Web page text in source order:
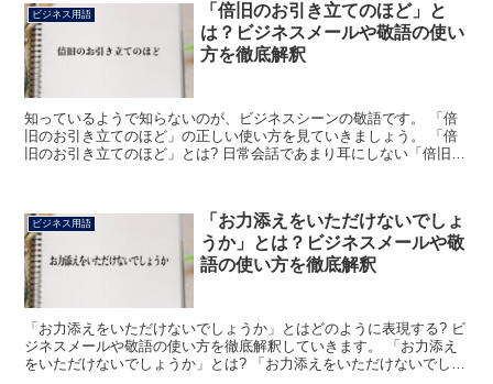
ビジネス用語
「倍旧のお引き立てのほど」と
は？ビジネスメールや敬語の使い
方を徹底解釈
知っているようで知らないのが、ビジネスシーンの敬語です。 「倍
旧のお引き立てのほど」の正しい使い方を見ていきましょう。 「倍
旧のお引き立てのほど」とは? 日常会話であまり耳にしない「倍旧
ビジネス用語
「お力添えをいただけないでしょ
うか」とは？ビジネスメールや敬
語の使い方を徹底解釈
「お力添えをいただけないでしょうか」とはどのように表現する? ビ
ジネスメールや敬語の使い方を徹底解釈していきます。 「お力添え
をいただけないでしょうか」とは? 「お力添えをいただけないでしょ